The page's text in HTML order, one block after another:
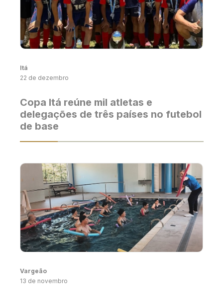
Itá
22 de dezembro
Copa Itá reúne mil atletas e
delegações de três países no futebol
de base
Vargeão
13 de novembro